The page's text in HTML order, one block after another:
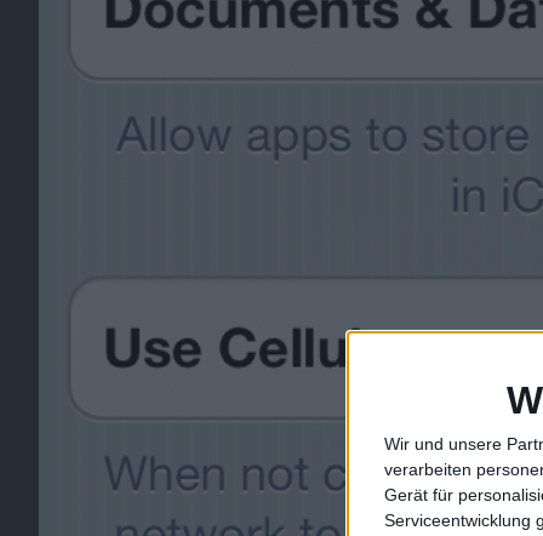
Wir und unsere
verarbeiten
Gerät für
Serviceentwicklung